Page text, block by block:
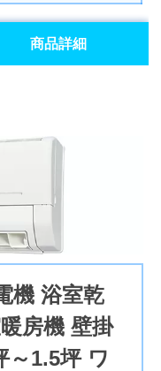
商品詳細
機 浴室乾
房機 壁掛
～1.5坪 ワ